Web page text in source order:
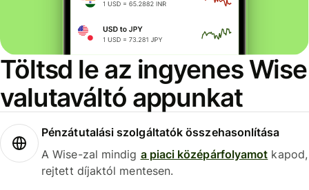
Töltsd le az ingyenes Wise
valutaváltó appunkat
Pénzátutalási szolgáltatók összehasonlítása
A Wise-zal mindig a piaci középárfolyamot kapod,
rejtett díjaktól mentesen.